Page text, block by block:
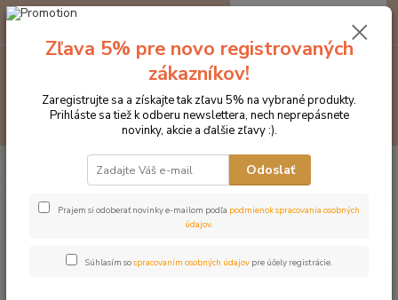
Hľadať
za0 €
Značka oblečenia MONTAR ZĽAVY!
Čelenky na uzdečky
MONTAR Grey honey crystal čierna
MONTAR Grey honey crystal
čierna
Zľava 5% pre novo registrovaných
zákazníkov!
Zaregistrujte sa a získajte tak zľavu 5% na vybrané produkty.
Prihláste sa tiež k odberu newslettera, nech neprepásnete
novinky, akcie a ďalšie zľavy :).
Odoslať
Prajem si odoberať novinky e-mailom podľa podmienok spracovania osobných
údajov.
Súhlasím sospracovaním osobných údajov pre účely registrácie.